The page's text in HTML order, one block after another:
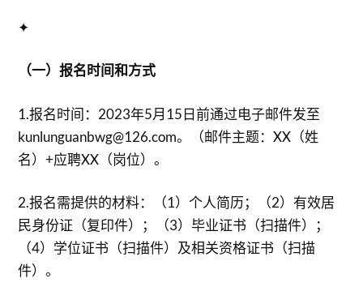
✦
（一）报名时间和方式
1.报名时间：2023年5月15日前通过电子邮件发至
kunlunguanbwg@126.com。（邮件主题：XX（姓
名）+应聘XX（岗位）。
2.报名需提供的材料：（1）个人简历；（2）有效居
民身份证（复印件）；（3）毕业证书（扫描件）；
（4）学位证书（扫描件）及相关资格证书（扫描
件）。